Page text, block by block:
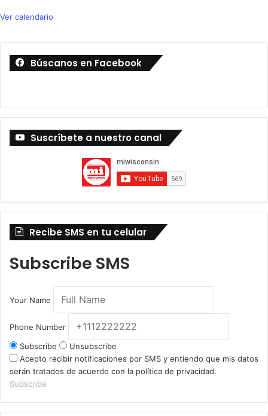
Ver calendario
Búscanos en Facebook
Suscríbete a nuestro canal
Recibe SMS en tu celular
Subscribe SMS
Your Name
Phone Number
Subscribe
Unsubscribe
Acepto recibir notificaciones por SMS y entiendo que mis datos
serán tratados de acuerdo con la política de privacidad.
Subscribe